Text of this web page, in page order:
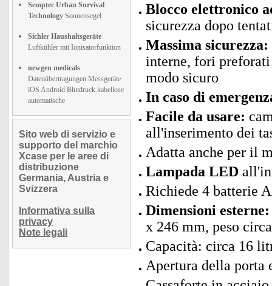
Semptec Urban Survival
Technology Sonnensegel
Sichler Haushaltsgeräte
Luftkühler mit Ionisatorfunktion
newgen medicals
Datenübertragungen Messgeräte
iOS Android Blutdruck kabellose
automatische
Sito web di servizio e
supporto del marchio
Xcase per le aree di
distribuzione
Germania, Austria e
Svizzera
Informativa sulla
privacy
Note legali
Blocco elettronico
sicurezza dopo
Massima sicurezza:
interne, fori preforati
modo sicuro
In caso di
Facile da usare:
all'inserimento dei
Adatta anche per il
Lampada LED
Richiede 4 batterie
Dimensioni esterne:
x 246 mm, peso
Capacità: circa 16
Apertura della porta